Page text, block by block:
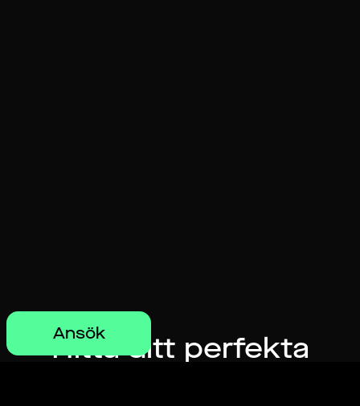
Ansök
Hitta ditt perfekta